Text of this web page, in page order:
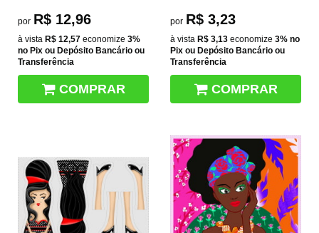
por R$ 12,96
à vista R$ 12,57 economize 3%
no Pix ou Depósito Bancário ou
Transferência
COMPRAR
por R$ 3,23
à vista R$ 3,13 economize 3% no
Pix ou Depósito Bancário ou
Transferência
COMPRAR